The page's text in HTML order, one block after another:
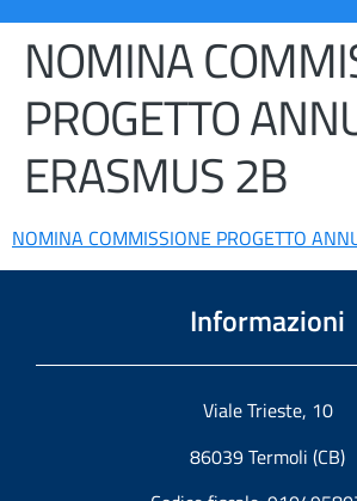
NOMINA
PROGETTO
ERASMUS 2B
NOMINA COMMISSIONE PROGETTO
Informazioni
Viale Trieste, 10
86039 Termoli (CB)